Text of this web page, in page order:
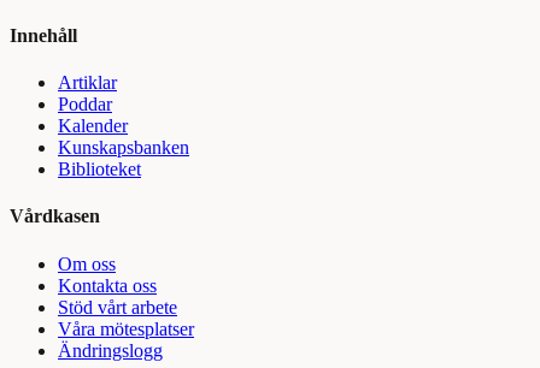
Innehåll
Artiklar
Poddar
Kalender
Kunskapsbanken
Biblioteket
Vårdkasen
Om oss
Kontakta oss
Stöd vårt arbete
Våra mötesplatser
Ändringslogg